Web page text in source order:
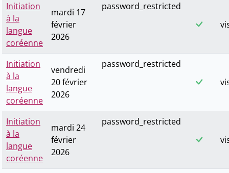
Initiation
à la
langue
coréenne
mardi 17
février
2026
password_restricted
Initiation
à la
langue
coréenne
vendredi
20 février
2026
password_restricted
Initiation
à la
langue
coréenne
mardi 24
février
2026
password_restricted